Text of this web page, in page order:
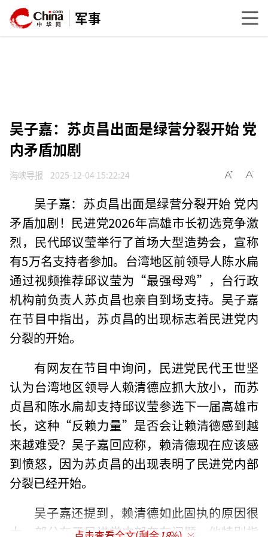
军事
吴子嘉：苏贞昌出面是绿营分裂开始 党
内矛盾加剧
海峡导报 2025-12-04 15:22:24
吴子嘉：苏贞昌出面是绿营分裂开始 党内
矛盾加剧！民进党2026年高雄市长初选竞争激
烈，民代邱议莹举行了首场大型造势会，宣称
有5万名支持者参加。台湾地区前领导人陈水扁
通过视频推荐邱议莹为“最强母鸡”，台行政
机构前负责人苏贞昌也亲自到场支持。吴子嘉
在节目中指出，苏贞昌的出现标志着民进党内
分裂的开始。
有网友在节目中询问，民进党民代王世坚
认为台湾地区领导人赖清德应抓大放小，而苏
贞昌和陈水扁却支持邱议莹参选下一届高雄市
长，这种“反赖力量”是否会让赖清德感到越
来越难受？吴子嘉回应称，赖清德现在应该感
到愤怒，因为苏贞昌的出现表明了民进党内部
分裂已经开始。
吴子嘉还提到，赖清德如此固执的原因很
大一部分在于民进党内部存在问题。他特别指